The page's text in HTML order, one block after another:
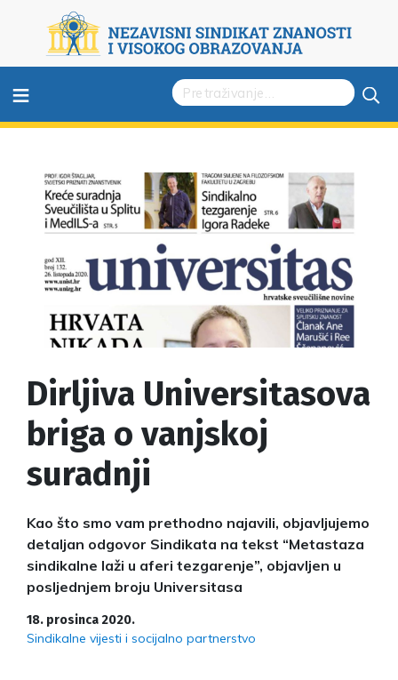
≡
Dirljiva Universitasova
briga o vanjskoj
suradnji
Kao što smo vam prethodno najavili, objavljujemo
detaljan odgovor Sindikata na tekst “Metastaza
sindikalne laži u aferi tezgarenje”, objavljen u
posljednjem broju Universitasa
18. prosinca 2020.
Sindikalne vijesti i socijalno partnerstvo